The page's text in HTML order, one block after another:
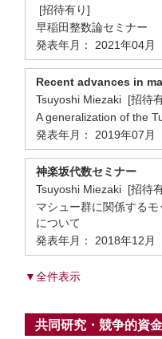
[招待有り]
早稲田整数論セミナー
発表年月： 2021年04月
Recent advances in
Tsuyoshi Miezaki [招待
A generalization of the
発表年月： 2019年07月
神楽坂代数セミナー
Tsuyoshi Miezaki [招待
マシュー群に関係する
について
発表年月： 2018年12月
▼全件表示
共同研究・競争的資